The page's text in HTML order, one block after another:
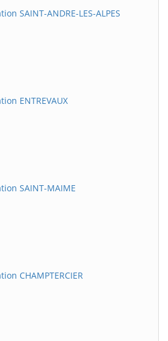
SAINT-ANDRE-LES-ALPES
ENTREVAUX
SAINT-MAIME
CHAMPTERCIER